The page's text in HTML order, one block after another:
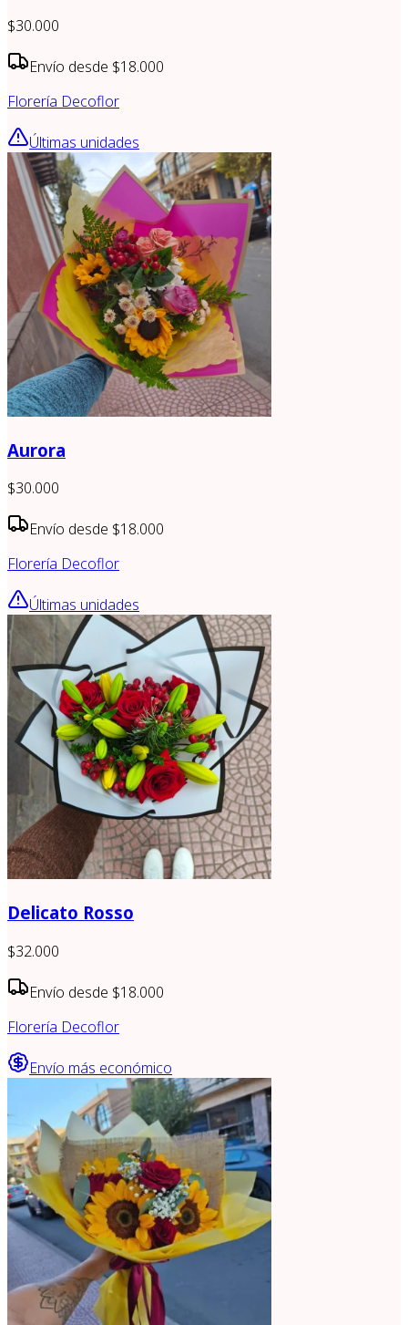
$30.000
Envío desde $18.000
Florería Decoflor
Últimas unidades
Aurora
$30.000
Envío desde $18.000
Florería Decoflor
Últimas unidades
Delicato Rosso
$32.000
Envío desde $18.000
Florería Decoflor
Envío más económico